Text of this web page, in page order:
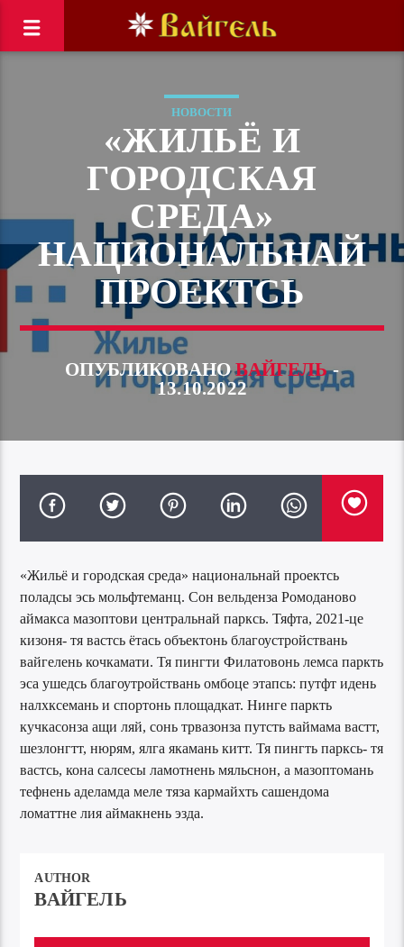
НОВОСТИ
«ЖИЛЬЁ И
ГОРОДСКАЯ
СРЕДА»
НАЦИОНАЛЬНАЙ
ПРОЕКТСЬ
ОПУБЛИКОВАНОВАЙГЕЛЬ-
13.10.2022
«Жильё и городская среда» национальнай проектсь
поладсы эсь мольфтеманц. Сон вельденза Ромоданово
аймакса мазоптови центральнай парксь. Тяфта, 2021-це
кизоня- тя вастсь ётась объектонь благоустройствань
вайгелень кочкамати. Тя пингти Филатовонь лемса паркть
эса ушедсь благоутройствань омбоце этапсь: путфт идень
налхксемань и спортонь площадкат. Нинге паркть
кучкасонза ащи ляй, сонь трвазонза путсть ваймама вастт,
шезлонгтт, нюрям, ялга якамань китт. Тя пингть парксь- тя
вастсь, кона салсесы ламотнень мяльснон, а мазоптомань
тефнень аделамда меле тяза кармайхть сашендома
ломаттне лия аймакнень эзда.
AUTHOR
ВАЙГЕЛЬ